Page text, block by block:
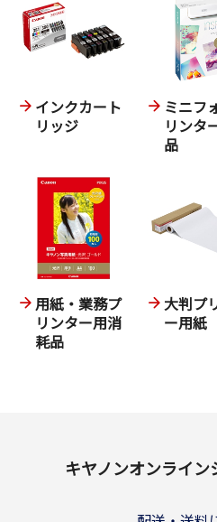
インクカート
リッジ
ミニフ
リンタ
品
用紙・業務プ
リンター用消
耗品
大判プ
ー用紙
キヤノンオンライ